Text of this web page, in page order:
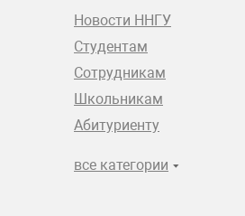
Новости ННГУ
Студентам
Сотрудникам
Школьникам
Абитуриенту
все категории